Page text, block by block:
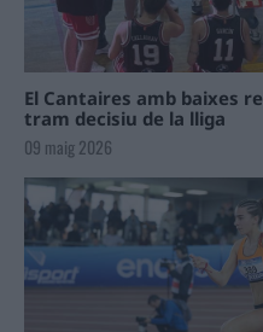
El Cantaires amb baixes
tram decisiu de la lliga
09 maig 2026